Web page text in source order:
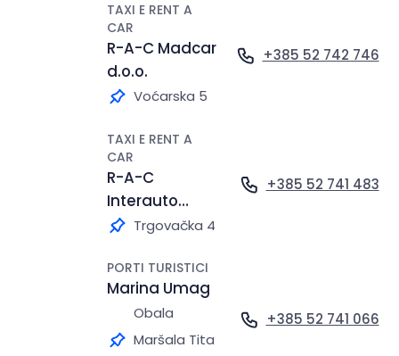
TAXI E RENT A
CAR
R-A-C Madcar
d.o.o.
Voćarska 5
+385 52 742 746
TAXI E RENT A
CAR
R-A-C
Interauto
d.o.o.Trgovačka 4
+385 52 741 483
PORTI TURISTICI
Marina Umag
Obala
Maršala Tita
+385 52 741 066